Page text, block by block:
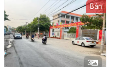
Bán
3